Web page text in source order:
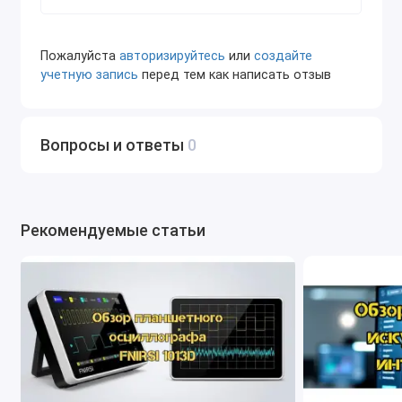
работы оборудования для конкретных условий
Универсальность: Поддержка широкого
комплекте.
Мощность: Высокопроизводительное
оборудование и актуальное программное
обеспечение обеспечивают
профессиональный уровень работы.
Пожалуйста авторизируйтесь или создайте
учетную запись перед тем как написать отзыв
Вопросы и ответы 0
Рекомендуемые статьи